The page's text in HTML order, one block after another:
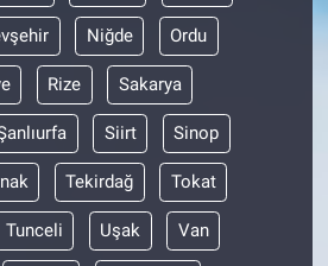
Niğde Ordu
Rize Sakarya
Siirt Sinop
Tekirdağ Tokat
Tunceli Uşak Van